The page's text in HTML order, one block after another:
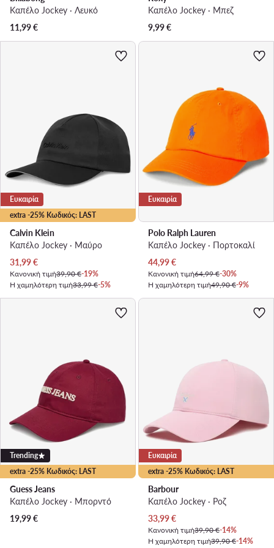
Καπέλο Jockey · Λευκό
11,99€
Καπέλο Jockey · Μπεζ
9,99€
extra -25% Κωδικός: LAST
Ευκαιρία
Calvin Klein
Καπέλο Jockey · Μαύρο
Τρέχουσα τιμή
31,99€
Κανονική τιμή39,90 €-19%
Η χαμηλότερη τιμή33,99 €-5%
Ευκαιρία
Polo Ralph Lauren
Καπέλο Jockey · Πορτοκαλί
Τρέχουσα τιμή
44,99€
Κανονική τιμή64,99 €-30%
Η χαμηλότερη τιμή49,90 €-9%
extra -25% Κωδικός: LAST
Trending
Guess Jeans
Καπέλο Jockey · Μπορντό
19,99€
extra -25% Κωδικός: LAST
Ευκαιρία
Barbour
Καπέλο Jockey · Ροζ
Τρέχουσα τιμή
33,99€
Κανονική τιμή39,90 €-14%
Η χαμηλότερη τιμή39,90 €-14%